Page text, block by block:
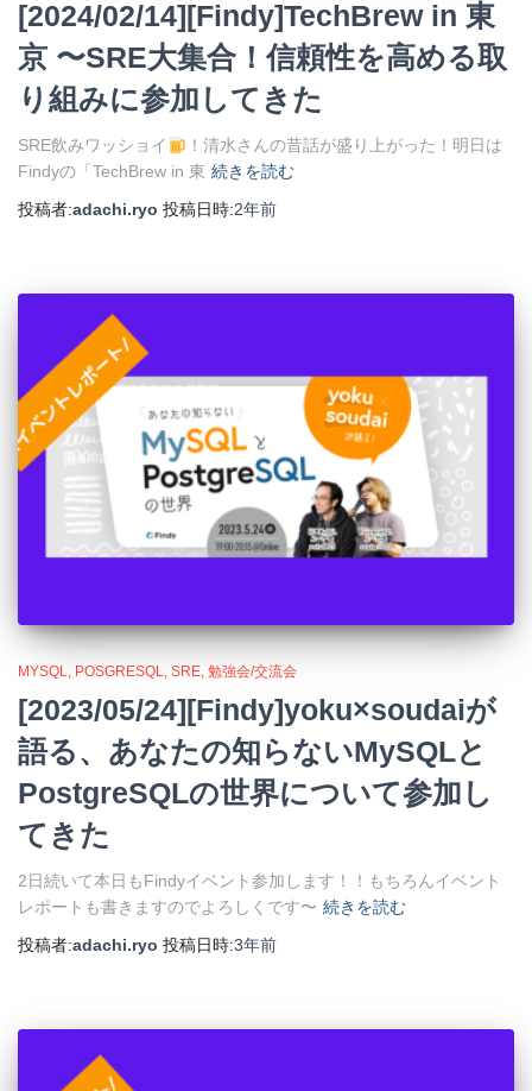
[2024/02/14][Findy]TechBrew in 東
京 〜SRE大集合！信頼性を高める取
り組みに参加してきた
SRE飲みワッショイ
！清水さんの昔話が盛り上がった！明日は
Findyの「TechBrew in 東 続きを読む
投稿者:adachi.ryo 投稿日時:2年前
MYSQL POSGRESQL SRE 勉強会/交流会
[2023/05/24][Findy]yoku×soudaiが
語る、あなたの知らないMySQLと
PostgreSQLの世界について参加し
てきた
2日続いて本日もFindyイベント参加します！！もちろんイベント
レポートも書きますのでよろしくです〜 続きを読む
投稿者:adachi.ryo 投稿日時:3年前